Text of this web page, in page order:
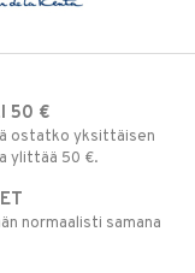
50 €
ostatko yksittäisen
ylittää 50 €.
normaalisti samana